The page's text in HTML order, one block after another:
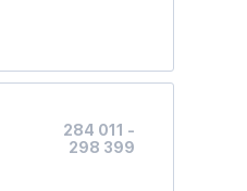
284 011 -
298 399